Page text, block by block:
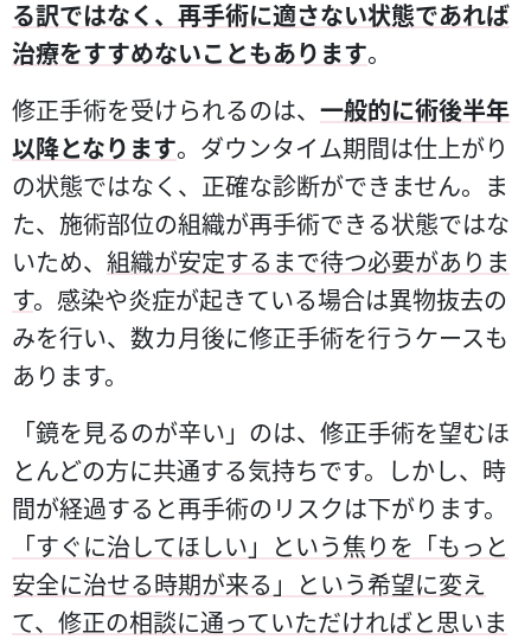
る訳ではなく、再手術に適さない状態であれば
治療をすすめないこともあります。
修正手術を受けられるのは、 一般的に術後半年
以降となります。ダウンタイム期間は仕上がり
の状態ではなく、正確な診断ができません。ま
た、施術部位の組織が再手術できる状態ではな
いため、 組織が安定するまで待つ必要がありま
す。感染や炎症が起きている場合は異物抜去の
みを行い、数カ月後に修正手術を行うケースも
あります。
「鏡を見るのが辛い」のは、修正手術を望むほ
とんどの方に共通する気持ちです。しかし、時
間が経過すると再手術のリスクは下がります。
「すぐに治してほしい」という焦りを「もっと
安全に治せる時期が来る」という希望に変え
て、修正の相談に通っていただければと思いま